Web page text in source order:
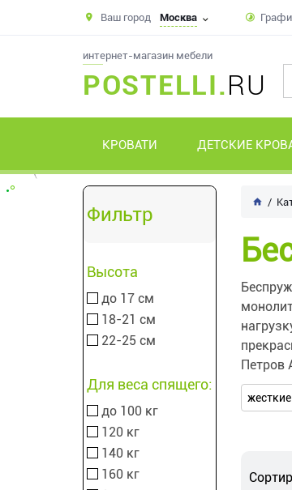
Ваш город Москва
интернет-магазин мебели
POSTELLI.RU
КРОВАТИ ДЕТСКИЕ
Фильтр
Высота
до 17 см
18-21 см
22-25 см
Для веса спящего:
до 100 кг
120 кг
140 кг
160 кг
Петров
жесткие